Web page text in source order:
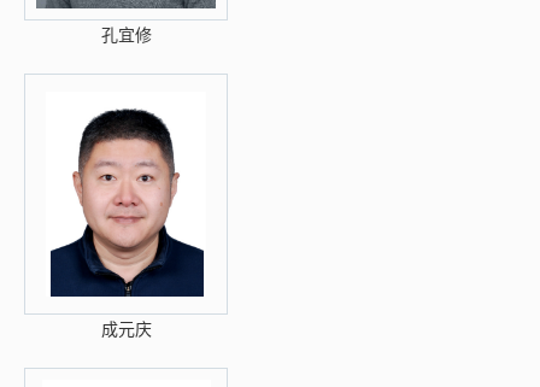
孔宜修
成元庆